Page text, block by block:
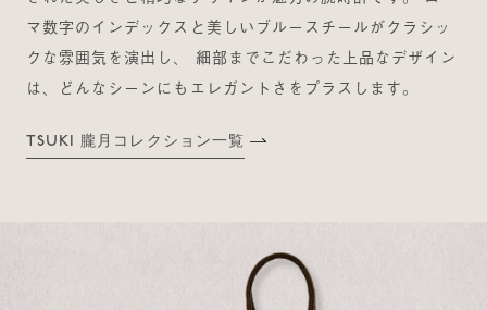
マ数字のインデックスと美しいブルースチールがクラシッ
クな雰囲気を演出し、 細部までこだわった上品なデザイン
は、どんなシーンにもエレガントさをプラスします。
TSUKI 朧月コレクション一覧